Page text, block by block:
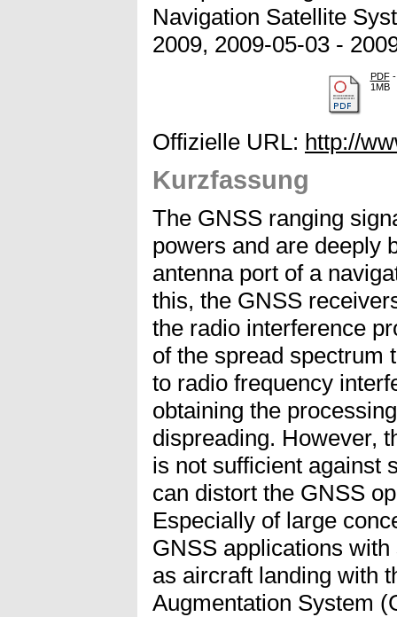
Navigation Satellite
2009, 2009-05-03 -
PDF-
1MB
Offizielle URL: http://
Kurzfassung
The GNSS ranging
powers and are deeply
antenna port of a
this, the GNSS
the radio interference
of the spread spectrum
to radio frequency
obtaining the
dispreading. However,
is not sufficient against
can distort the GNSS
Especially of large
GNSS applications
as aircraft landing with
Augmentation System